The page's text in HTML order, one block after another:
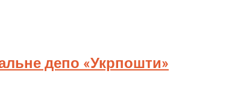
депо «Укрпошти»